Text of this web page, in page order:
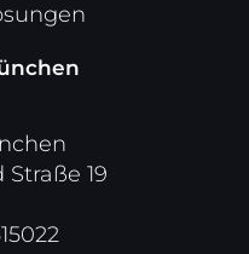
19